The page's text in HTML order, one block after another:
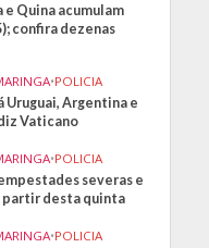
Quina acumulam
confira dezenas
•POLICIA
Uruguai, Argentina e
Vaticano
•POLICIA
severas e
partir desta quinta
•POLICIA